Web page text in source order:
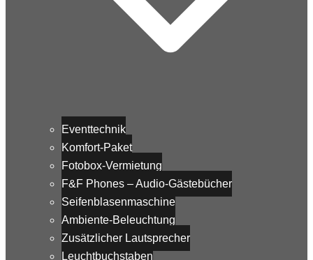
Eventtechnik
Komfort-Paket
Fotobox-Vermietung
F&F Phones – Audio-Gästebücher
Seifenblasenmaschine
Ambiente-Beleuchtung
Zusätzlicher Lautsprecher
Leuchtbuchstaben